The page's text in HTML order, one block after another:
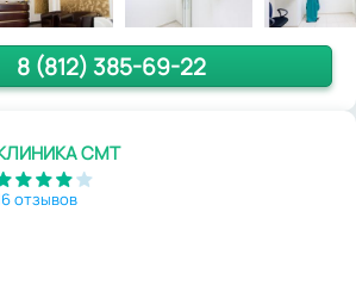
8 (812) 385-69-22
СМТ
отзывов